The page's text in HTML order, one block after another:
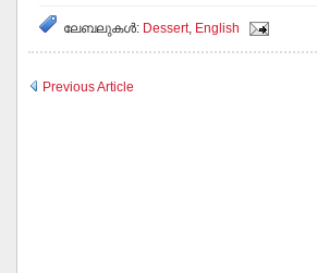
ലേബലുകള്‍: Dessert, English
Previous Article